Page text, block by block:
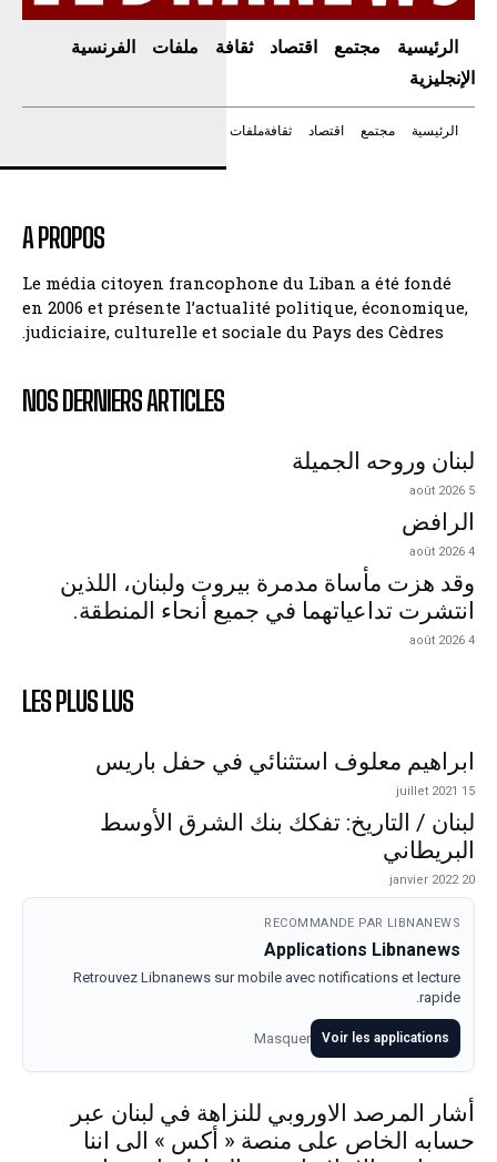
الرئيسية مجتمع اقتصاد ثقافة ملفات
الفرنسية
الإنجليزية
الرئيسية مجتمع اقتصاد ثقافةملفات
A PROPOS
Le média citoyen francophone du Liban a été fondé
en 2006 et présente l’actualité politique, économique,
judiciaire, culturelle et sociale du Pays des Cèdres.
NOS DERNIERS ARTICLES
لبنان وروحه الجميلة
5 août 2026
الرافض
4 août 2026
وقد هزت مأساة مدمرة بيروت ولبنان، اللذين
انتشرت تداعياتهما في جميع أنحاء المنطقة.
4 août 2026
LES PLUS LUS
ابراهيم معلوف استثنائي في حفل باريس
15 juillet 2021
لبنان / التاريخ: تفكك بنك الشرق الأوسط
البريطاني
20 janvier 2022
RECOMMANDE PAR LIBNANEWS
Applications Libnanews
Retrouvez Libnanews sur mobile avec notifications et lecture
rapide.
Voir les applications
Masquer
أشار المرصد الاوروبي للنزاهة في لبنان عبر
حسابه الخاص على منصة « أكس » الى اننا